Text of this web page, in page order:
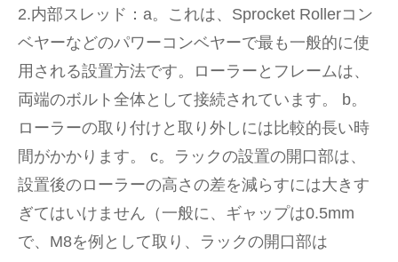
2.内部スレッド：a。これは、Sprocket Rollerコン
ベヤーなどのパワーコンベヤーで最も一般的に使
用される設置方法です。ローラーとフレームは、
両端のボルト全体として接続されています。 b。
ローラーの取り付けと取り外しには比較的長い時
間がかかります。 c。ラックの設置の開口部は、
設置後のローラーの高さの差を減らすには大きす
ぎてはいけません（一般に、ギャップは0.5mm
で、M8を例として取り、ラックの開口部は